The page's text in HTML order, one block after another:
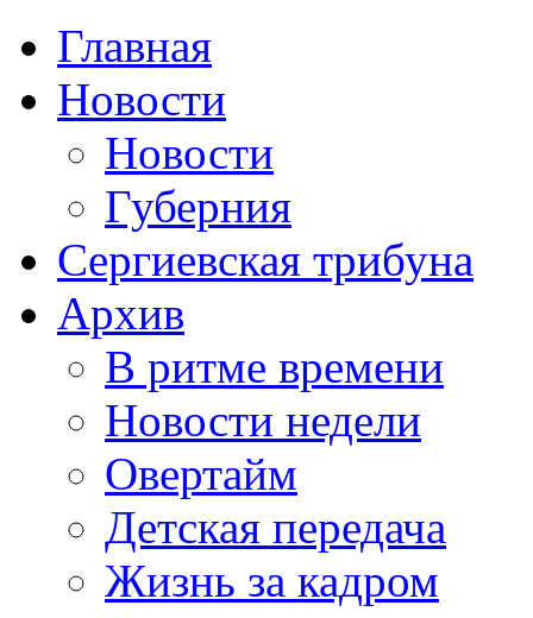
Главная
Новости
Новости
Губерния
Сергиевская трибуна
Архив
В ритме времени
Новости недели
Овертайм
Детская передача
Жизнь за кадром